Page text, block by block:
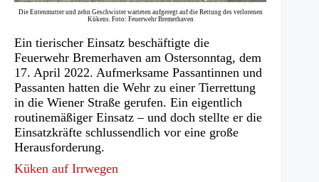
Die Entenmutter und zehn Geschwister warteten aufgeregt auf die Rettung des verlorenen
Kükens. Foto: Feuerwehr Bremerhaven
Ein tierischer Einsatz beschäftigte die
Feuerwehr Bremerhaven am Ostersonntag, dem
17. April 2022. Aufmerksame Passantinnen und
Passanten hatten die Wehr zu einer Tierrettung
in die Wiener Straße gerufen. Ein eigentlich
routinemäßiger Einsatz – und doch stellte er die
Einsatzkräfte schlussendlich vor eine große
Herausforderung.
Küken auf Irrwegen